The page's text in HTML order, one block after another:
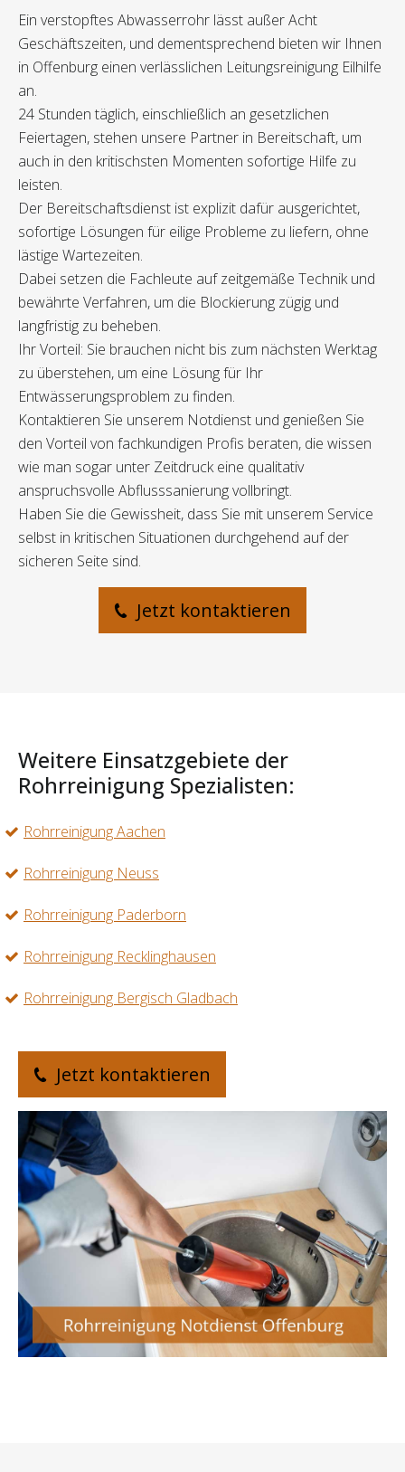
Ein verstopftes Abwasserrohr lässt außer Acht
Geschäftszeiten, und dementsprechend bieten wir Ihnen
in Offenburg einen verlässlichen Leitungsreinigung Eilhilfe
an.
24 Stunden täglich, einschließlich an gesetzlichen
Feiertagen, stehen unsere Partner in Bereitschaft, um
auch in den kritischsten Momenten sofortige Hilfe zu
leisten.
Der Bereitschaftsdienst ist explizit dafür ausgerichtet,
sofortige Lösungen für eilige Probleme zu liefern, ohne
lästige Wartezeiten.
Dabei setzen die Fachleute auf zeitgemäße Technik und
bewährte Verfahren, um die Blockierung zügig und
langfristig zu beheben.
Ihr Vorteil: Sie brauchen nicht bis zum nächsten Werktag
zu überstehen, um eine Lösung für Ihr
Entwässerungsproblem zu finden.
Kontaktieren Sie unserem Notdienst und genießen Sie
den Vorteil von fachkundigen Profis beraten, die wissen
wie man sogar unter Zeitdruck eine qualitativ
anspruchsvolle Abflusssanierung vollbringt.
Haben Sie die Gewissheit, dass Sie mit unserem Service
selbst in kritischen Situationen durchgehend auf der
sicheren Seite sind.
Jetzt kontaktieren
Weitere Einsatzgebiete der
Rohrreinigung Spezialisten:
Rohrreinigung Aachen
Rohrreinigung Neuss
Rohrreinigung Paderborn
Rohrreinigung Recklinghausen
Rohrreinigung Bergisch Gladbach
Jetzt kontaktieren